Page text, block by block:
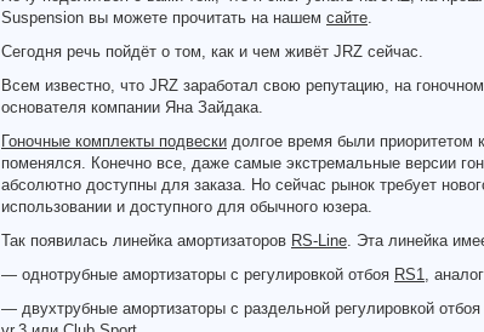
Suspension вы можете прочитать на нашем сайте.
Сегодня речь пойдёт о том, как и чем живёт JRZ сейчас.
Всем известно, что JRZ заработал свою репутацию, на
основателя компании Яна Зайдака.
Гоночные комплекты подвески долгое время были приоритетом
поменялся. Конечно все, даже самые экстремальные версии
абсолютно доступны для заказа. Но сейчас рынок требует
использовании и доступного для обычного юзера.
Так появилась линейка амортизаторов RS-Line. Эта линейка
— однотрубные амортизаторы с регулировкой отбоя RS1,
— двухтрубные амортизаторы с раздельной регулировкой